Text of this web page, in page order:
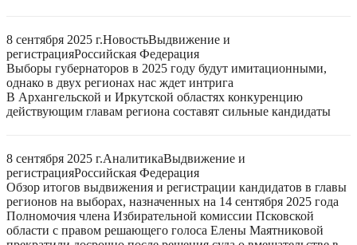
8 сентября 2025 г.НовостьВыдвижение и
регистрацияРоссийская Федерация
Выборы губернаторов в 2025 году будут имитационными,
однако в двух регионах нас ждет интрига
В Архангельской и Иркутской областях конкуренцию
действующим главам региона составят сильные кандидаты
8 сентября 2025 г.АналитикаВыдвижение и
регистрацияРоссийская Федерация
Обзор итогов выдвижения и регистрации кандидатов в главы
регионов на выборах, назначенных на 14 сентября 2025 года
Полномочия члена Избирательной комиссии Псковской
области с правом решающего голоса Елены Маятниковой